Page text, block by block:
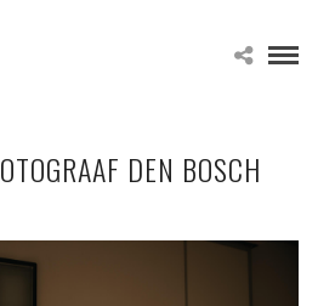
DEN BOSCH